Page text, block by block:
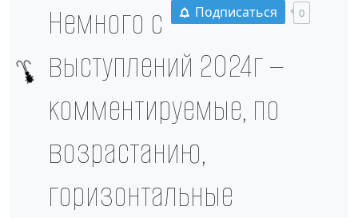
Подписаться 0
Немного с
выступлений 2024г —
комментируемые, по
возрастанию,
горизонтальные